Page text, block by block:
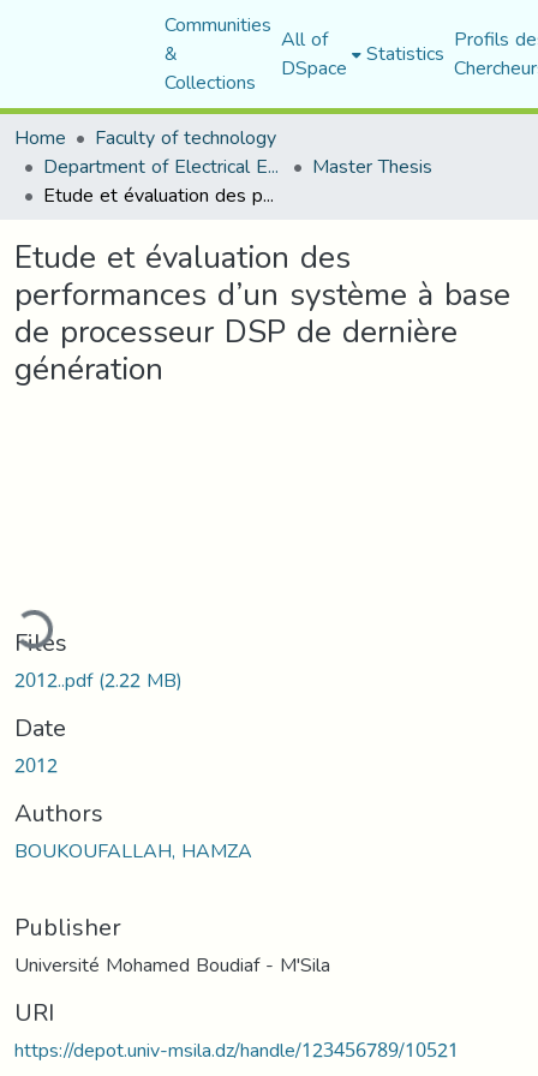
Communities
&
Collections
All of
DSpace Statistics Profils
Home
Faculty of technology
Department of Electrical Engineering Master Thesis
Etude et évaluation des performances d’un système à base de processeur DSP de dernière génération
Etude et évaluation des
performances d’un système à base
de processeur DSP de dernière
génération
Files
2012..pdf(2.22 MB)
Date
2012
Authors
BOUKOUFALLAH, HAMZA
Publisher
Université Mohamed Boudiaf - M'Sila
URI
https://depot.univ-msila.dz/handle/123456789/10521